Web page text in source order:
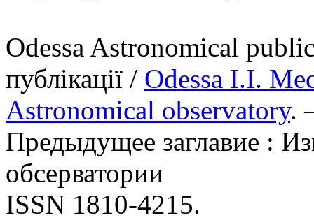
Odessa Astronomical
публікації / Odessa І.І.
Astronomical observatory.
Предыдущее заглавие :
обсерватории
ISSN 1810-4215.